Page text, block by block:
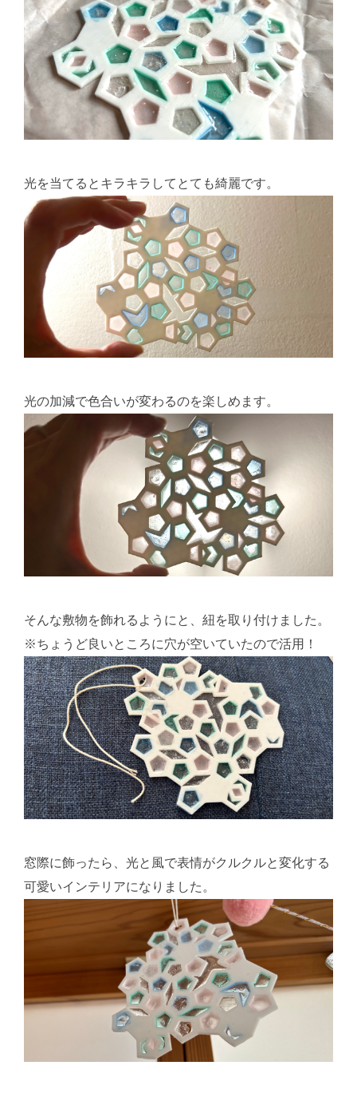
光を当てるとキラキラしてとても綺麗です。
光の加減で色合いが変わるのを楽しめます。
そんな敷物を飾れるようにと、紐を取り付けました。
※ちょうど良いところに穴が空いていたので活用！
窓際に飾ったら、光と風で表情がクルクルと変化する
可愛いインテリアになりました。